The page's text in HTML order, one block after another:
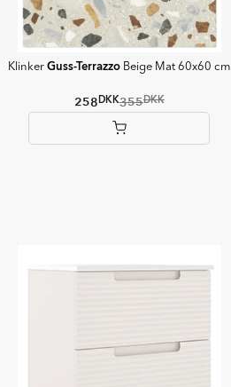
KlinkerGuss-Terrazzo Beige Mat 60x60 cm
258DKK355DKK